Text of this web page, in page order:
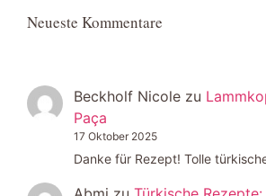
Neueste Kommentare
Beckholf Nicole zu
Paça
17 Oktober 2025
Danke für Rezept! Tolle